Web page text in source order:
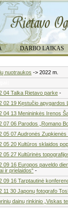
DARBO LAIKAS
nuotraukos -> 2022 m.
04 Talka Rietavo parke -
02 19 Kęstučio apygardos
04 13 Menininkės Irenos
07 06 Parodos „Romano
05 07 Audronės
05 20 Kultūros sklaidos
05 27 Kultūrinės
09 16 Europos paveldo
ir prielaidos“ -
09 16 Tarptautinė
11 30 Japonų fotografo
dainų rinkinio „Viskas